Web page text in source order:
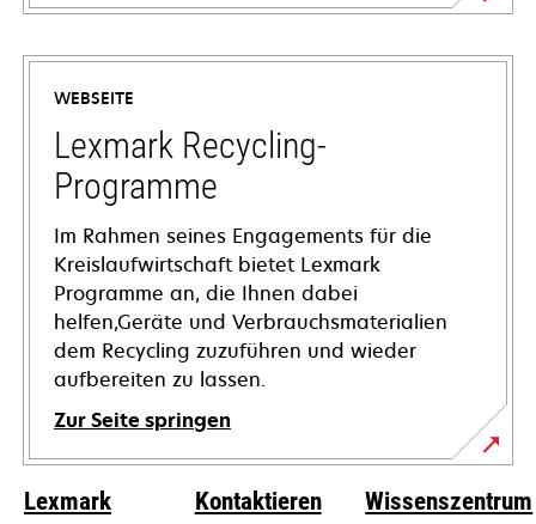
wird
in
neuen
Registerkarte
geöffnet
WEBSEITE
Lexmark Recycling-
Programme
Im Rahmen seines Engagements für die
Kreislaufwirtschaft bietet Lexmark
Programme an, die Ihnen dabei
helfen,Geräte und Verbrauchsmaterialien
dem Recycling zuzuführen und wieder
aufbereiten zu lassen.
Zur Seite springen
Lexmark
Kontaktieren
Wissenszentrum